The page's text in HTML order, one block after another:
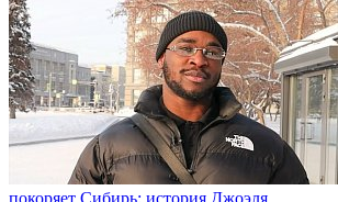
покоряет Сибирь: история Джоэля